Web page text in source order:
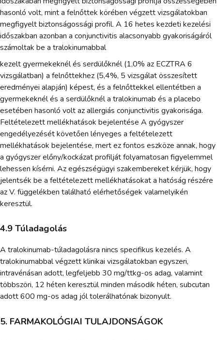
hasonló volt, mint a felnőttek körében végzett vizsgálatokban
megfigyelt biztonságossági profil. A 16 hetes kezdeti kezelési
időszakban azonban a conjunctivitis alacsonyabb gyakoriságáról
számoltak be a tralokinumabbal
kezelt gyermekeknél és serdülőknél (1,0% az ECZTRA 6
vizsgálatban) a felnőttekhez (5,4%, 5 vizsgálat összesített
eredményei alapján) képest, és a felnőttekkel ellentétben a
gyermekeknél és a serdülőknél a tralokinumab és a placebo
esetében hasonló volt az allergiás conjunctivitis gyakorisága.
Feltételezett mellékhatások bejelentése A gyógyszer
engedélyezését követően lényeges a feltételezett
mellékhatások bejelentése, mert ez fontos eszköze annak, hogy
a gyógyszer előny/kockázat profilját folyamatosan figyelemmel
lehessen kísérni. Az egészségügyi szakembereket kérjük, hogy
jelentsék be a feltételezett mellékhatásokat a hatóság részére
az V. függelékben található elérhetőségek valamelyikén
keresztül.
4.9 Túladagolás
A tralokinumab-túladagolásra nincs specifikus kezelés. A
tralokinumabbal végzett klinikai vizsgálatokban egyszeri,
intravénásan adott, legfeljebb 30 mg/ttkg-os adag, valamint
többszöri, 12 héten keresztül minden második héten, subcutan
adott 600 mg-os adag jól tolerálhatónak bizonyult.
5. FARMAKOLÓGIAI TULAJDONSÁGOK